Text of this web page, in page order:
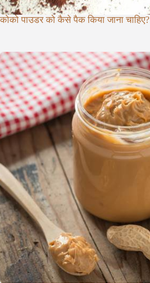
कोको पाउडर को कैसे पैक किया जाना चाहिए?